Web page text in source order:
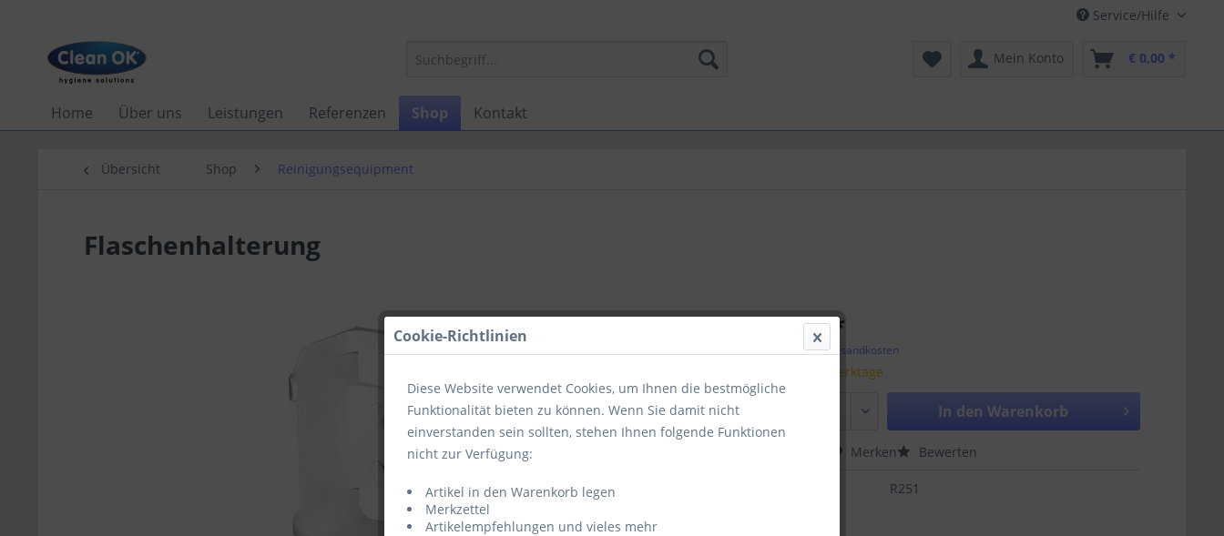
Service/Hilfe
Mein Konto € 0,00 *
Home Über uns Leistungen Referenzen Shop Kontakt
Übersicht Shop Reinigungsequipment
Flaschenhalterung
€ 16,42 *
zzgl. Versandkosten
Lieferzeit 5 Werktage
In den Warenkorb
Merken Bewerten
R251
Cookie-Richtlinien
Diese Website verwendet Cookies, um Ihnen die bestmögliche
Funktionalität bieten zu können. Wenn Sie damit nicht
einverstanden sein sollten, stehen Ihnen folgende Funktionen
nicht zur Verfügung:
Artikel in den Warenkorb legen
Merkzettel
Artikelempfehlungen und vieles mehr